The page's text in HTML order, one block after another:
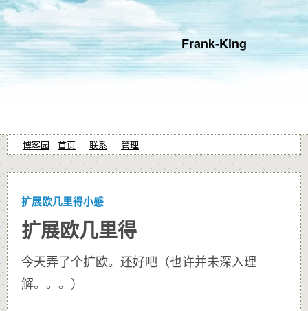
Frank-King
博客园 首页 联系 管理
扩展欧几里得小感
扩展欧几里得
今天弄了个扩欧。还好吧（也许并未深入理
解。。。）